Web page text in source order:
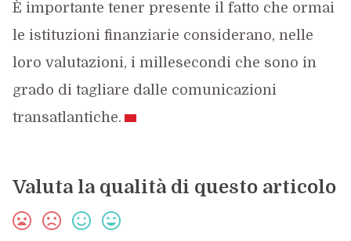
È importante tener presente il fatto che ormai
le istituzioni finanziarie considerano, nelle
loro valutazioni, i millesecondi che sono in
grado di tagliare dalle comunicazioni
transatlantiche.
Valuta la qualità di questo articolo